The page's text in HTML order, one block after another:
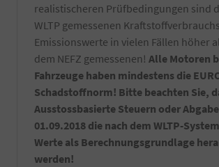
realistischeren Prüfbedingungen sind
WLTP gemessenen
Emissionswerte in vielen Fällen höher
dem NEFZ gemessenen! Alle Motoren
Fahrzeuge haben mindestens die
Schadstoffnorm! Bitte beachten Sie,
Ausstossbasierte Steuern oder
01.09.2018 die nach dem WLTP-
Werte als Berechnungsgrundlage
werden!